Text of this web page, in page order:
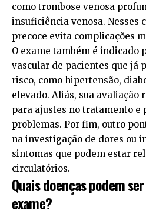
como trombose venosa
insuficiência venosa. Nesses
precoce evita complicações
O exame também é indicado
vascular de pacientes que já
risco, como hipertensão,
elevado. Aliás, sua
para ajustes no tratamento e
problemas. Por fim, outro
na investigação de dores ou
sintomas que podem estar
circulatórios.
Quais doenças podem
exame?